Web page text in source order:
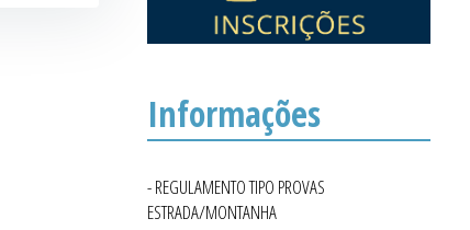
Informações
- REGULAMENTO TIPO PROVAS
ESTRADA/MONTANHA